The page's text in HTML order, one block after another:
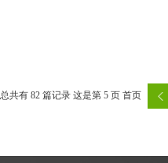
总共有 82 篇记录 这是第 5 页首页